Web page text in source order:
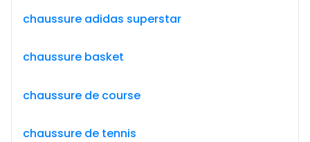
chaussure adidas superstar
chaussure basket
chaussure de course
chaussure de tennis